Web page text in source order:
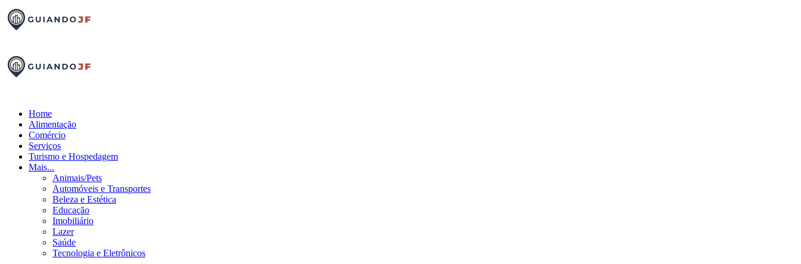
Home
Alimentação
Comércio
Serviços
Turismo e Hospedagem
Mais...
Animais/Pets
Automóveis e Transportes
Beleza e Estética
Educação
Imobiliário
Lazer
Saúde
Tecnologia e Eletrônicos